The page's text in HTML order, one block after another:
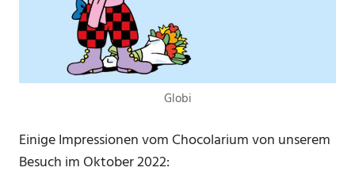
Globi
Einige Impressionen vom Chocolarium von unserem
Besuch im Oktober 2022: